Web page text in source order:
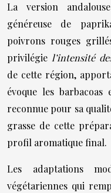
La version
généreuse de
poivrons rouges
privilégie l’intensité
de cette région,
évoque les barbacoas
reconnue pour sa
grasse de cette
profil aromatique final.
Les adaptations
végétariennes qui